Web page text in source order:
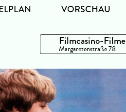
VORSCHAU
Filmcasino-Filme
Margaretenstraße 78